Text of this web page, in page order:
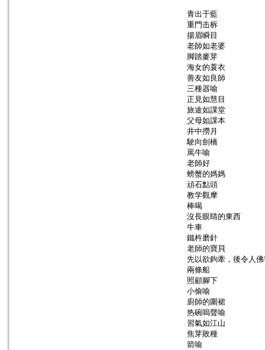
青出于藍
重門击柝
揚眉瞬目
老師如老婆
脚踏麥芽
海女的蓑衣
善友如良師
三種器喻
正見如慧目
旅途如課堂
父母如課本
井中撈月
駛向劍橋
罵牛喻
老師好
螃蟹的媽媽
頑石點頭
教学觀摩
棒喝
沒長眼睛的東西
牛車
鐵杵磨針
老師的寶貝
先以欲鉤牽，後令人
兩條船
照顧腳下
小偷喻
廚師的圍裙
热碗嗚聲喻
習氣如江山
焦芽敗種
箭喻